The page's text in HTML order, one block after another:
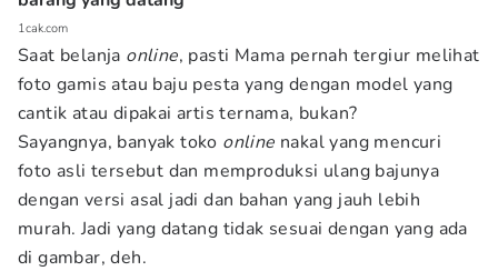
1cak.com
Saat belanja online, pasti Mama pernah tergiur melihat
foto gamis atau baju pesta yang dengan model yang
cantik atau dipakai artis ternama, bukan?
Sayangnya, banyak toko online nakal yang mencuri
foto asli tersebut dan memproduksi ulang bajunya
dengan versi asal jadi dan bahan yang jauh lebih
murah. Jadi yang datang tidak sesuai dengan yang ada
di gambar, deh.